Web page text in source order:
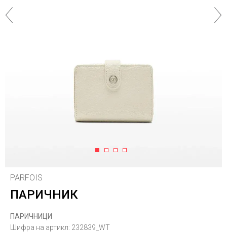
1 2 3 4
PARFOIS
ПАРИЧНИК
ПАРИЧНИЦИ
Шифра на артикл: 232839_WT